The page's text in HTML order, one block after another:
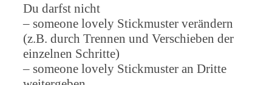
Du darfst nicht
– someone lovely Stickmuster verändern
(z.B. durch Trennen und Verschieben der
einzelnen Schritte)
– someone lovely Stickmuster an Dritte